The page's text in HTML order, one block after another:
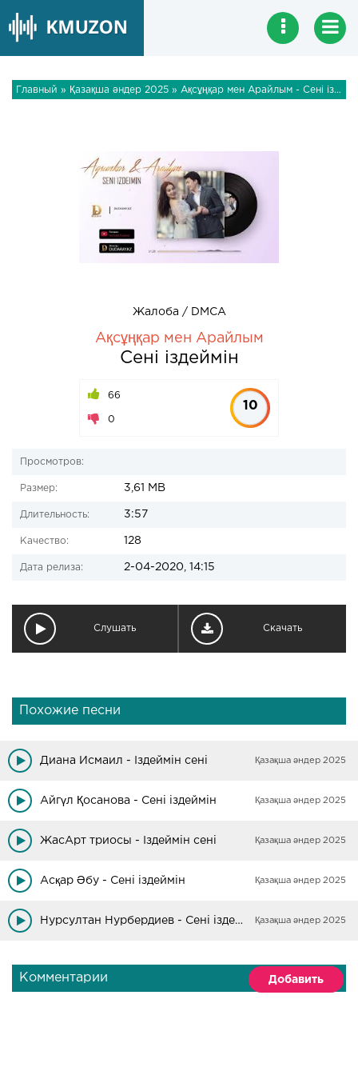
Главный » Қазақша әндер 2025 » Ақсұңқар мен Арайлым - Сені іздеймін
Жалоба / DMCA
Ақсұңқар мен Арайлым
Сені іздеймін
66
0
10
Просмотров:
Размер: 3,61 MB
Длительность: 3:57
Качество: 128
Дата релиза: 2-04-2020, 14:15
Слушать Скачать
Похожие песни
Диана Исмаил - Іздеймін сені Қазақша әндер 2025
Айгүл Қосанова - Сені іздеймін Қазақша әндер 2025
ЖасАрт триосы - Іздеймін сені Қазақша әндер 2025
Асқар Әбу - Сені іздеймін Қазақша әндер 2025
Нурсултан Нурбердиев - Сені іздеймін Қазақша әндер 2025
Комментарии Добавить